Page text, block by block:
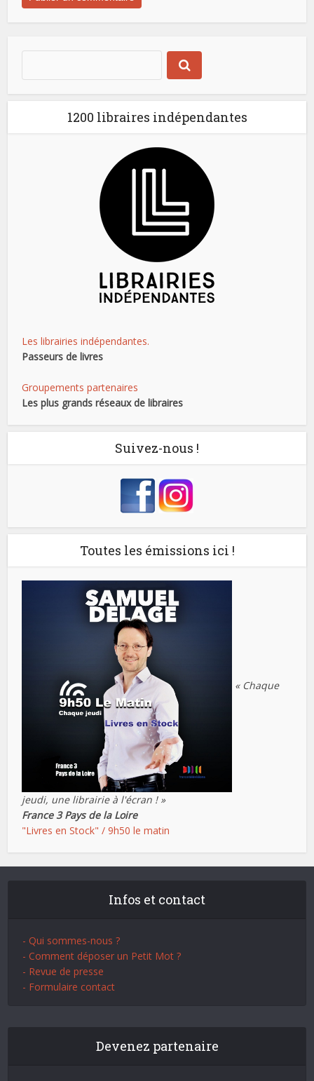
1200 libraires indépendantes
Les librairies indépendantes.
Passeurs de livres
Groupements partenaires
Les plus grands réseaux de libraires
Suivez-nous !
Toutes les émissions ici !
« Chaque
jeudi, une librairie à l'écran ! »
France 3 Pays de la Loire
"Livres en Stock" / 9h50 le matin
Infos et contact
- Qui sommes-nous ?
- Comment déposer un Petit Mot ?
- Revue de presse
- Formulaire contact
Devenez partenaire